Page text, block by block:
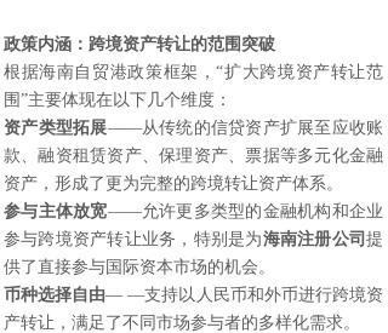
政策内涵：跨境资产转让的范围突破
根据海南自贸港政策框架，“扩大跨境资产转让范
围”主要体现在以下几个维度：
资产类型拓展——从传统的信贷资产扩展至应收账
款、融资租赁资产、保理资产、票据等多元化金融
资产，形成了更为完整的跨境转让资产体系。
参与主体放宽——允许更多类型的金融机构和企业
参与跨境资产转让业务，特别是为海南注册公司提
供了直接参与国际资本市场的机会。
币种选择自由— —支持以人民币和外币进行跨境资
产转让，满足了不同市场参与者的多样化需求。